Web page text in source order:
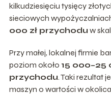
kilkudziesięciu tysięcy
sieciowych
000 zł przychodu w
Przy małej, lokalnej firmie
poziom około 15 000–25
przychodu. Taki rezultat
maszyn o wartości w